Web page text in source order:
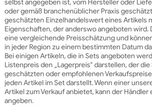
selbst angegeben ist, vom Hersteller oder
oder gemäß branchenüblicher Praxis
geschätzten Einzelhandelswert eines Artikels
Eigenschaften, der anderswo angeboten wird.
eine vergleichende Preisschätzung und
in jeder Region zu einem bestimmten Datum
Bei einigen Artikeln, die in Sets angeboten
Listenpreis den „Lagerpreis" darstellen, der die
geschätzten oder empfohlenen
jeden Artikel im Set darstellt. Wenn einer
Artikel zum Verkauf anbietet, kann der Händler
angeben.